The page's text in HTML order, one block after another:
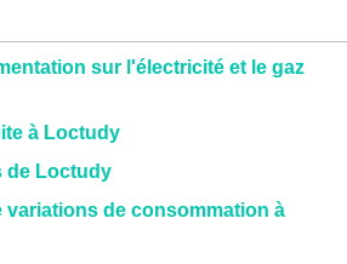
sur l'électricité et le gaz
à Loctudy
de Loctudy
variations de consommation à